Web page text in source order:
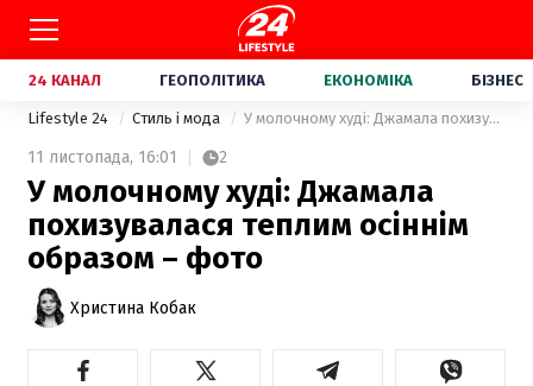
24 КАНАЛ ГЕОПОЛІТИКА ЕКОНОМІКА БІЗНЕС
Lifestyle 24 Стиль і мода У молочному худі: Джамала похизувалася теплим осіннім образом – фото
11 листопада, 16:01 2
У молочному худі: Джамала
похизувалася теплим осіннім
образом – фото
Христина Кобак